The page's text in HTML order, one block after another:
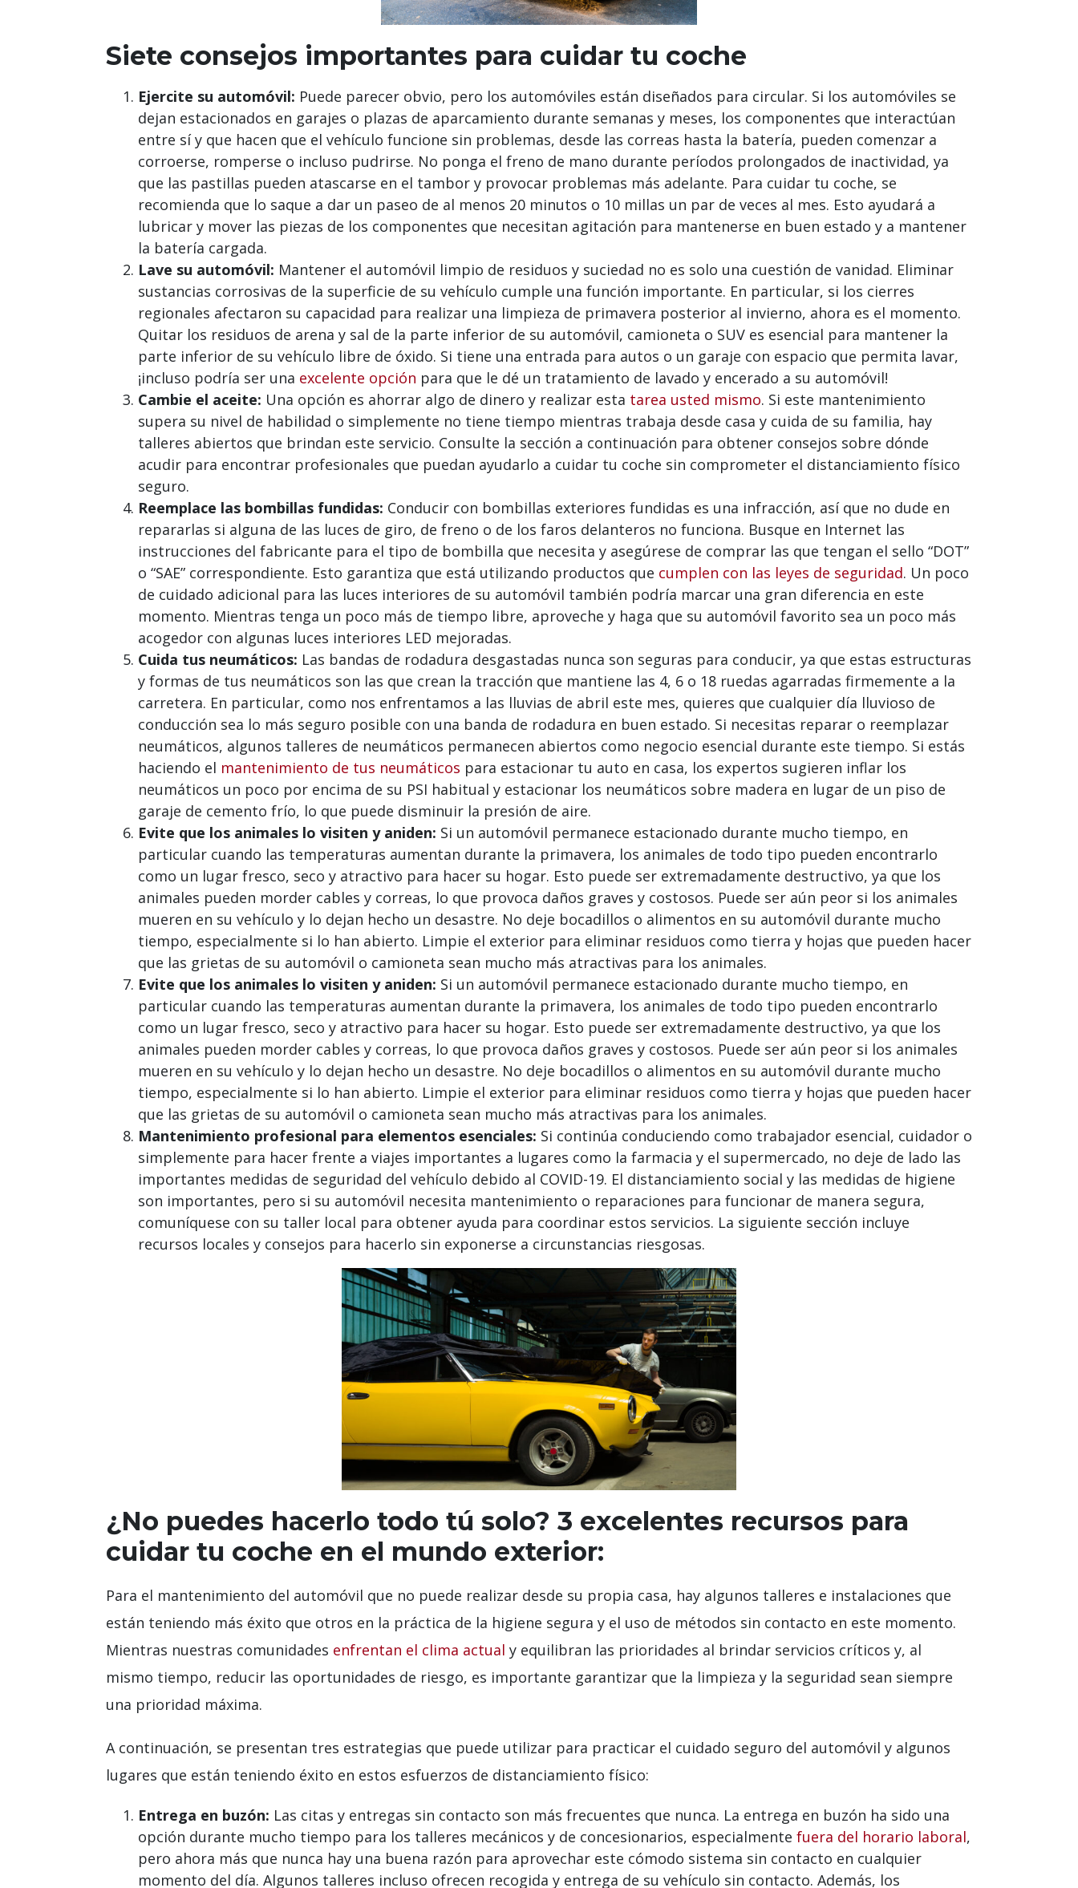
Siete consejos importantes para cuidar tu coche
Ejercite su automóvil: Puede parecer obvio, pero los automóviles están diseñados para circular. Si los automóviles se
dejan estacionados en garajes o plazas de aparcamiento durante semanas y meses, los componentes que interactúan
entre sí y que hacen que el vehículo funcione sin problemas, desde las correas hasta la batería, pueden comenzar a
corroerse, romperse o incluso pudrirse. No ponga el freno de mano durante períodos prolongados de inactividad, ya
que las pastillas pueden atascarse en el tambor y provocar problemas más adelante. Para cuidar tu coche, se
recomienda que lo saque a dar un paseo de al menos 20 minutos o 10 millas un par de veces al mes. Esto ayudará a
lubricar y mover las piezas de los componentes que necesitan agitación para mantenerse en buen estado y a mantener
la batería cargada.
Lave su automóvil: Mantener el automóvil limpio de residuos y suciedad no es solo una cuestión de vanidad. Eliminar
sustancias corrosivas de la superficie de su vehículo cumple una función importante. En particular, si los cierres
regionales afectaron su capacidad para realizar una limpieza de primavera posterior al invierno, ahora es el momento.
Quitar los residuos de arena y sal de la parte inferior de su automóvil, camioneta o SUV es esencial para mantener la
parte inferior de su vehículo libre de óxido. Si tiene una entrada para autos o un garaje con espacio que permita lavar,
¡incluso podría ser una excelente opción para que le dé un tratamiento de lavado y encerado a su automóvil!
Cambie el aceite: Una opción es ahorrar algo de dinero y realizar esta tarea usted mismo. Si este mantenimiento
supera su nivel de habilidad o simplemente no tiene tiempo mientras trabaja desde casa y cuida de su familia, hay
talleres abiertos que brindan este servicio. Consulte la sección a continuación para obtener consejos sobre dónde
acudir para encontrar profesionales que puedan ayudarlo a cuidar tu coche sin comprometer el distanciamiento físico
seguro.
Reemplace las bombillas fundidas: Conducir con bombillas exteriores fundidas es una infracción, así que no dude en
repararlas si alguna de las luces de giro, de freno o de los faros delanteros no funciona. Busque en Internet las
instrucciones del fabricante para el tipo de bombilla que necesita y asegúrese de comprar las que tengan el sello “DOT”
o “SAE” correspondiente. Esto garantiza que está utilizando productos que cumplen con las leyes de seguridad. Un poco
de cuidado adicional para las luces interiores de su automóvil también podría marcar una gran diferencia en este
momento. Mientras tenga un poco más de tiempo libre, aproveche y haga que su automóvil favorito sea un poco más
acogedor con algunas luces interiores LED mejoradas.
Cuida tus neumáticos: Las bandas de rodadura desgastadas nunca son seguras para conducir, ya que estas estructuras
y formas de tus neumáticos son las que crean la tracción que mantiene las 4, 6 o 18 ruedas agarradas firmemente a la
carretera. En particular, como nos enfrentamos a las lluvias de abril este mes, quieres que cualquier día lluvioso de
conducción sea lo más seguro posible con una banda de rodadura en buen estado. Si necesitas reparar o reemplazar
neumáticos, algunos talleres de neumáticos permanecen abiertos como negocio esencial durante este tiempo. Si estás
haciendo el mantenimiento de tus neumáticos para estacionar tu auto en casa, los expertos sugieren inflar los
neumáticos un poco por encima de su PSI habitual y estacionar los neumáticos sobre madera en lugar de un piso de
garaje de cemento frío, lo que puede disminuir la presión de aire.
Evite que los animales lo visiten y aniden: Si un automóvil permanece estacionado durante mucho tiempo, en
particular cuando las temperaturas aumentan durante la primavera, los animales de todo tipo pueden encontrarlo
como un lugar fresco, seco y atractivo para hacer su hogar. Esto puede ser extremadamente destructivo, ya que los
animales pueden morder cables y correas, lo que provoca daños graves y costosos. Puede ser aún peor si los animales
mueren en su vehículo y lo dejan hecho un desastre. No deje bocadillos o alimentos en su automóvil durante mucho
tiempo, especialmente si lo han abierto. Limpie el exterior para eliminar residuos como tierra y hojas que pueden hacer
que las grietas de su automóvil o camioneta sean mucho más atractivas para los animales.
Evite que los animales lo visiten y aniden: Si un automóvil permanece estacionado durante mucho tiempo, en
particular cuando las temperaturas aumentan durante la primavera, los animales de todo tipo pueden encontrarlo
como un lugar fresco, seco y atractivo para hacer su hogar. Esto puede ser extremadamente destructivo, ya que los
animales pueden morder cables y correas, lo que provoca daños graves y costosos. Puede ser aún peor si los animales
mueren en su vehículo y lo dejan hecho un desastre. No deje bocadillos o alimentos en su automóvil durante mucho
tiempo, especialmente si lo han abierto. Limpie el exterior para eliminar residuos como tierra y hojas que pueden hacer
que las grietas de su automóvil o camioneta sean mucho más atractivas para los animales.
Mantenimiento profesional para elementos esenciales: Si continúa conduciendo como trabajador esencial, cuidador o
simplemente para hacer frente a viajes importantes a lugares como la farmacia y el supermercado, no deje de lado las
importantes medidas de seguridad del vehículo debido al COVID-19. El distanciamiento social y las medidas de higiene
son importantes, pero si su automóvil necesita mantenimiento o reparaciones para funcionar de manera segura,
comuníquese con su taller local para obtener ayuda para coordinar estos servicios. La siguiente sección incluye
recursos locales y consejos para hacerlo sin exponerse a circunstancias riesgosas.
¿No puedes hacerlo todo tú solo? 3 excelentes recursos para
cuidar tu coche en el mundo exterior:
Para el mantenimiento del automóvil que no puede realizar desde su propia casa, hay algunos talleres e instalaciones que
están teniendo más éxito que otros en la práctica de la higiene segura y el uso de métodos sin contacto en este momento.
Mientras nuestras comunidades enfrentan el clima actual y equilibran las prioridades al brindar servicios críticos y, al
mismo tiempo, reducir las oportunidades de riesgo, es importante garantizar que la limpieza y la seguridad sean siempre
una prioridad máxima.
A continuación, se presentan tres estrategias que puede utilizar para practicar el cuidado seguro del automóvil y algunos
lugares que están teniendo éxito en estos esfuerzos de distanciamiento físico:
Entrega en buzón: Las citas y entregas sin contacto son más frecuentes que nunca. La entrega en buzón ha sido una
opción durante mucho tiempo para los talleres mecánicos y de concesionarios, especialmente fuera del horario laboral,
pero ahora más que nunca hay una buena razón para aprovechar este cómodo sistema sin contacto en cualquier
momento del día. Algunos talleres incluso ofrecen recogida y entrega de su vehículo sin contacto. Además, los